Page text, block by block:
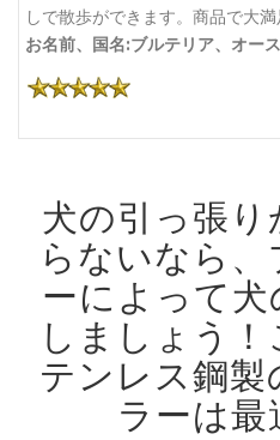
しで散歩ができます。商品で大満
お名前、国名:ブルテリア、オー
犬の引っ張
らないなら、
ーによって
しましょう！
テンレス鋼製
ラーは最